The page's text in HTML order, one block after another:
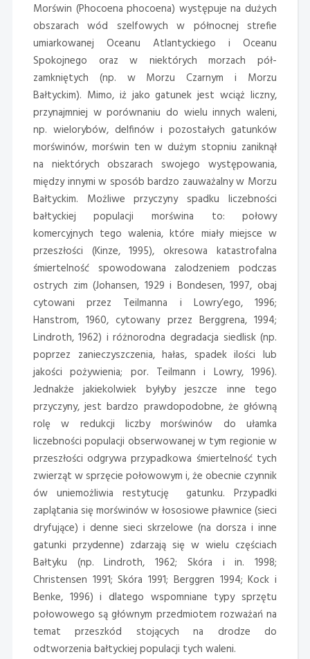
Morświn (Phocoena phocoena) występuje na dużych
obszarach wód szelfowych w północnej strefie
umiarkowanej Oceanu Atlantyckiego i Oceanu
Spokojnego oraz w niektórych morzach pół-
zamkniętych (np. w Morzu Czarnym i Morzu
Bałtyckim). Mimo, iż jako gatunek jest wciąż liczny,
przynajmniej w porównaniu do wielu innych waleni,
np. wielorybów, delfinów i pozostałych gatunków
morświnów, morświn ten w dużym stopniu zaniknął
na niektórych obszarach swojego występowania,
między innymi w sposób bardzo zauważalny w Morzu
Bałtyckim. Możliwe przyczyny spadku liczebności
bałtyckiej populacji morświna to: połowy
komercyjnych tego walenia, które miały miejsce w
przeszłości (Kinze, 1995), okresowa katastrofalna
śmiertelność spowodowana zalodzeniem podczas
ostrych zim (Johansen, 1929 i Bondesen, 1997, obaj
cytowani przez Teilmanna i Lowry’ego, 1996;
Hanstrom, 1960, cytowany przez Berggrena, 1994;
Lindroth, 1962) i różnorodna degradacja siedlisk (np.
poprzez zanieczyszczenia, hałas, spadek ilości lub
jakości pożywienia; por. Teilmann i Lowry, 1996).
Jednakże jakiekolwiek byłyby jeszcze inne tego
przyczyny, jest bardzo prawdopodobne, że główną
rolę w redukcji liczby morświnów do ułamka
liczebności populacji obserwowanej w tym regionie w
przeszłości odgrywa przypadkowa śmiertelność tych
zwierząt w sprzęcie połowowym i, że obecnie czynnik
ów uniemożliwia restytucję gatunku. Przypadki
zaplątania się morświnów w łososiowe pławnice (sieci
dryfujące) i denne sieci skrzelowe (na dorsza i inne
gatunki przydenne) zdarzają się w wielu częściach
Bałtyku (np. Lindroth, 1962; Skóra i in. 1998;
Christensen 1991; Skóra 1991; Berggren 1994; Kock i
Benke, 1996) i dlatego wspomniane typy sprzętu
połowowego są głównym przedmiotem rozważań na
temat przeszkód stojących na drodze do
odtworzenia bałtyckiej populacji tych waleni.